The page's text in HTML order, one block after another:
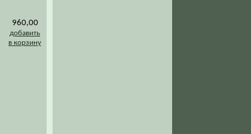
960,00
добавить
в корзину